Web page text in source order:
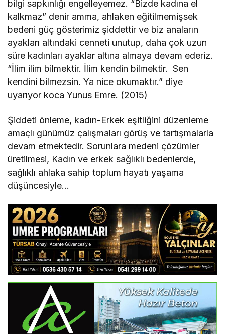
bilgi sapkınlığı engelleyemez. “Bizde kadına el
kalkmaz” denir amma, ahlaken eğitilmemişsek
bedeni güç gösterimiz şiddettir ve biz anaların
ayakları altındaki cenneti unutup, daha çok uzun
süre kadınları ayaklar altına almaya devam ederiz.
“İlim ilim bilmektir. İlim kendin bilmektir. Sen
kendini bilmezsin. Ya nice okumaktır.” diye
uyarıyor koca Yunus Emre. (2015)
Şiddeti önleme, kadın-Erkek eşitliğini düzenleme
amaçlı günümüz çalışmaları görüş ve tartışmalarla
devam etmektedir. Sorunlara medeni çözümler
üretilmesi, Kadın ve erkek sağlıklı bedenlerde,
sağlıklı ahlaka sahip toplum hayatı yaşama
düşüncesiyle…